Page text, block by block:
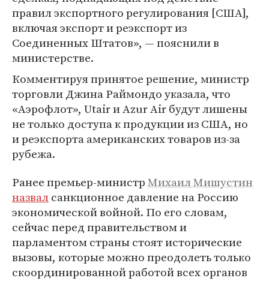
правил экспортного регулирования [США],
включая экспорт и реэкспорт из
Соединенных Штатов», — пояснили в
министерстве.
Комментируя принятое решение, министр
торговли Джина Раймондо указала, что
«Аэрофлот», Utair и Azur Air будут лишены
не только доступа к продукции из США, но
и реэкспорта американских товаров из-за
рубежа.
Ранее премьер-министрМихаил Мишустин
назвалсанкционное давление на Россию
экономической войной. По его словам,
сейчас перед правительством и
парламентом страны стоят исторические
вызовы, которые можно преодолеть только
скоординированной работой всех органов